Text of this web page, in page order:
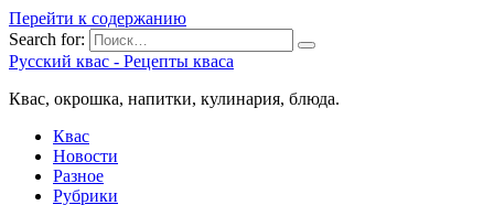
Перейти к содержанию
Search for:
Русский квас - Рецепты кваса
Квас, окрошка, напитки, кулинария, блюда.
Квас
Новости
Разное
Рубрики